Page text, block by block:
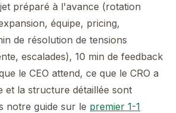
préparé à l'avance (rotation
équipe, pricing,
de résolution de tensions
escalades), 10 min de feedback
le CEO attend, ce que le CRO a
et la structure détaillée sont
notre guide sur le premier 1-1